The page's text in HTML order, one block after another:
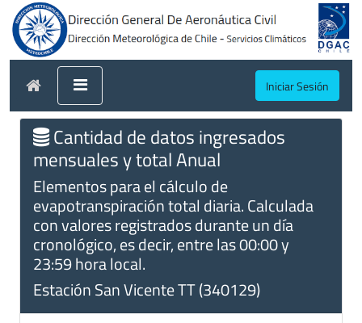
Iniciar Sesión
Cantidad de datos ingresados
mensuales y total Anual
Elementos para el cálculo de
evapotranspiración total diaria. Calculada
con valores registrados durante un día
cronológico, es decir, entre las 00:00 y
23:59 hora local.
Estación San Vicente TT (340129)